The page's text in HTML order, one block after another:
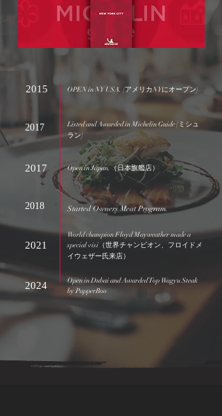
2015
2017
2017
2018
2021
2024
OPEN in NY USA. (アメリカNYにオープン)
Listed and Awarded in Michelin Guide(ミシュ
ラン)
Open in Japan.（日本旗艦店）
Started Owners Meat Program.
World champion Floyd Mayweather made a
special visi（世界チャンピオン、フロイドメ
イウェザー氏来店）
Open in Dubai and Awarded Top Wagyu Steak
by PapperBoo